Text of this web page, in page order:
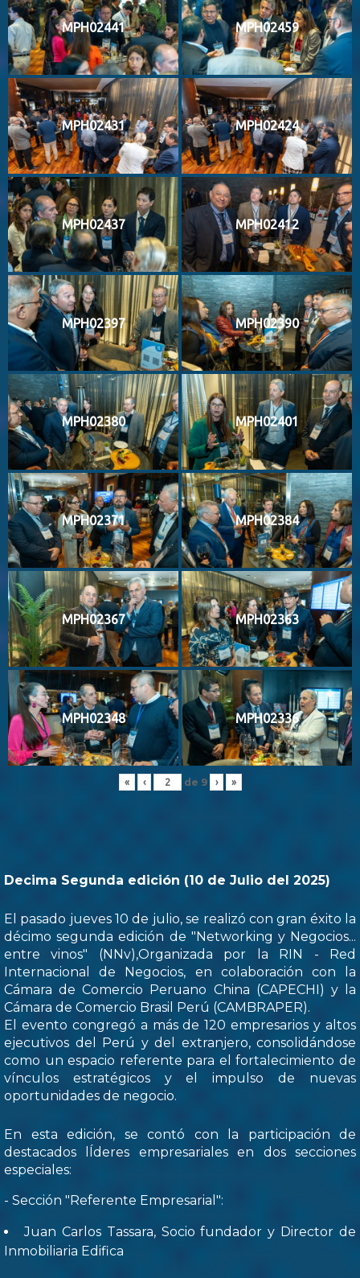
MPH02441 MPH02459
MPH02431 MPH02424
MPH02437 MPH02412
MPH02397 MPH02390
MPH02380 MPH02401
MPH02371 MPH02384
MPH02367 MPH02363
MPH02348 MPH02336
« ‹ de 9 › »
Decima Segunda edición (10 de Julio del 2025)
El pasado jueves 10 de julio, se realizó con gran éxito la
décimo segunda edición de "Networking y Negocios...
entre vinos" (NNv),Organizada por la RIN - Red
Internacional de Negocios, en colaboración con la
Cámara de Comercio Peruano China (CAPECHI) y la
Cámara de Comercio Brasil Perú (CAMBRAPER).
El evento congregó a más de 120 empresarios y altos
ejecutivos del Perú y del extranjero, consolidándose
como un espacio referente para el fortalecimiento de
vínculos estratégicos y el impulso de nuevas
oportunidades de negocio.
En esta edición, se contó con la participación de
destacados lÍderes empresariales en dos secciones
especiales:
- Sección "Referente Empresarial":
Juan Carlos Tassara, Socio fundador y Director de
Inmobiliaria Edifica